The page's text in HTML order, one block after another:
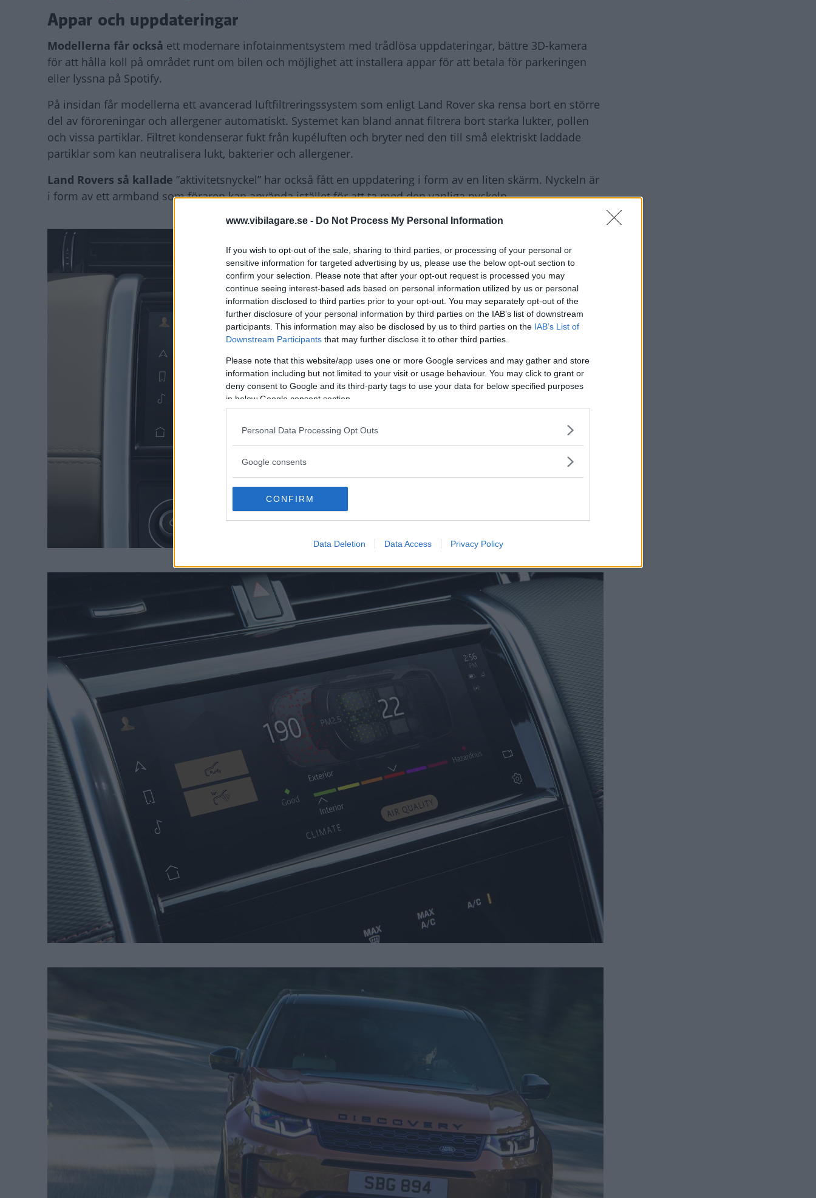
www.vibilagare.se - Do Not Process My Personal Information
If you wish to opt-out of the sale, sharing to third parties, or processing of your personal or
sensitive information for targeted advertising by us, please use the below opt-out section to
confirm your selection. Please note that after your opt-out request is processed you may
continue seeing interest-based ads based on personal information utilized by us or personal
information disclosed to third parties prior to your opt-out. You may separately opt-out of the
further disclosure of your personal information by third parties on the IAB’s list of downstream
participants. This information may also be disclosed by us to third parties on the IAB’s List of
Downstream Participants that may further disclose it to other third parties.
Please note that this website/app uses one or more Google services and may gather and store
information including but not limited to your visit or usage behaviour. You may click to grant or
deny consent to Google and its third-party tags to use your data for below specified purposes
in below Google consent section.
Personal Data Processing Opt Outs
Google consents
CONFIRM
Data Deletion Data Access Privacy Policy
Appar och uppdateringar
Modellerna får också ett modernare infotainmentsystem med trådlösa uppdateringar, bättre 3D-kamera
för att hålla koll på området runt om bilen och möjlighet att installera appar för att betala för parkeringen
eller lyssna på Spotify.
På insidan får modellerna ett avancerad luftfiltreringssystem som enligt Land Rover ska rensa bort en större
del av föroreningar och allergener automatiskt. Systemet kan bland annat filtrera bort starka lukter, pollen
och vissa partiklar. Filtret kondenserar fukt från kupéluften och bryter ned den till små elektriskt laddade
partiklar som kan neutralisera lukt, bakterier och allergener.
Land Rovers så kallade ”aktivitetsnyckel” har också fått en uppdatering i form av en liten skärm. Nyckeln är
i form av ett armband som föraren kan använda istället för att ta med den vanliga nyckeln.